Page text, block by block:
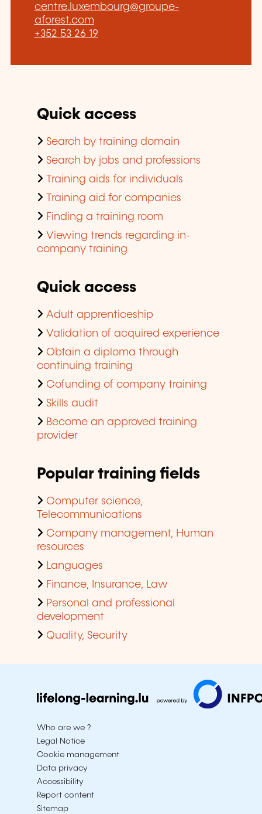
centre.luxembourg@groupe-
aforest.com
+352 53 26 19
Quick access
Search by training domain
Search by jobs and professions
Training aids for individuals
Training aid for companies
Finding a training room
Viewing trends regarding in-
company training
Quick access
Adult apprenticeship
Validation of acquired experience
Obtain a diploma through
continuing training
Cofunding of company training
Skills audit
Become an approved training
provider
Popular training fields
Computer science,
Telecommunications
Company management, Human
resources
Languages
Finance, Insurance, Law
Personal and professional
development
Quality, Security
Who are we ?
Legal Notice
Cookie management
Data privacy
Accessibility
Report content
Sitemap